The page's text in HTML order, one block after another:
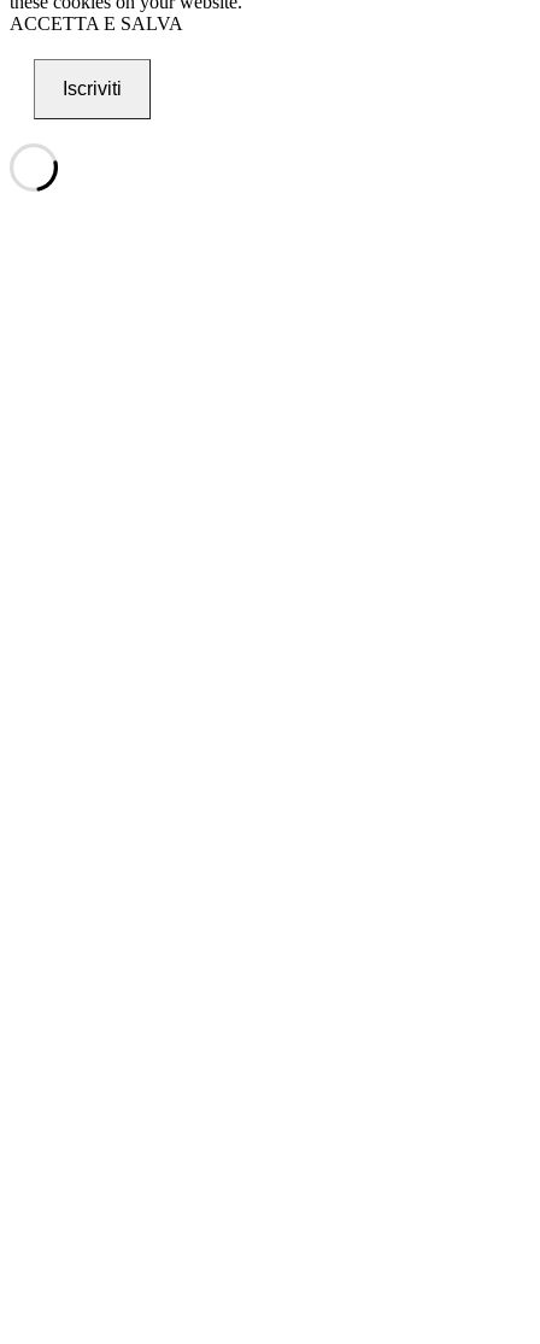
ACCETTA E SALVA
Iscriviti